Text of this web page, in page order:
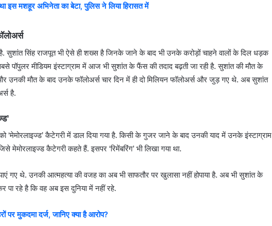
इस मशहूर अभिनेता का बेटा, पुलिस ने लिया हिरासत में
सुशांत सिंह राजपूत भी ऐसे ही शख्स है जिनके जाने के बाद भी उनके करोड़ों चाहने वालों के दिल धड़क
पॉपुलर मीडियम इंस्टाग्राम में आज भी सुशांत के फैंस की तदाद बढ़ती जा रही है. सुशांत की मौत के
उनकी मौत के बाद उनके फॉलोअर्स चार दिन में ही दो मिलियन फॉलोअर्स और जुड़ गए थे. अब सुशांत
है.
‘मेमोरलाइज्ड’ कैटेगरी में डाल दिया गया है. किसी के गुजर जाने के बाद उनकी याद में उनके इंस्टाग्राम
कैटेगरी कहते हैं. इसपर ‘रिमेंबर‍िंग’ भी लिखा गया था.
गए थे. उनकी आत्महत्या की वजह का अब भी साफतौर पर खुलासा नहीं होपाया है. अब भी सुशांत के
पा रहे है कि वह अब इस दुनिया में नहीं रहे.
पर मुकदमा दर्ज, जानिए क्या है आरोप?